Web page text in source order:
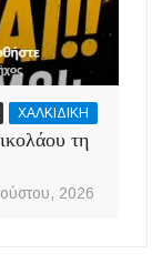
ΧΑΛΚΙΔΙΚΗ
τη
2026